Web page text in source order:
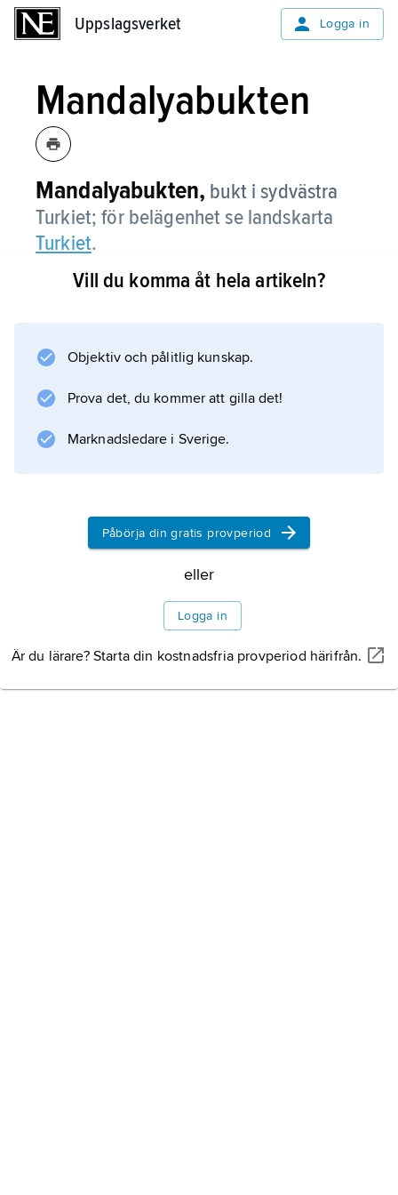
Uppslagsverket Logga in
Mandalyabukten
Mandalyabukten, bukt i sydvästra
Turkiet; för belägenhet se landskarta
Turkiet.
Information om artikeln
Vill du komma åt hela artikeln?
Objektiv och pålitlig kunskap.
Prova det, du kommer att gilla det!
Marknadsledare i Sverige.
Påbörja din gratis provperiod
eller
Logga in
Är du lärare? Starta din kostnadsfria provperiod härifrån.